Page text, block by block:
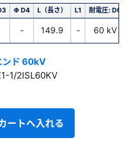
Φ D4 L（長さ） L1 耐電圧: DC
- 149.9 - 60 kV
ンド 60kV
1/2ISL60KV
ートへ入れる